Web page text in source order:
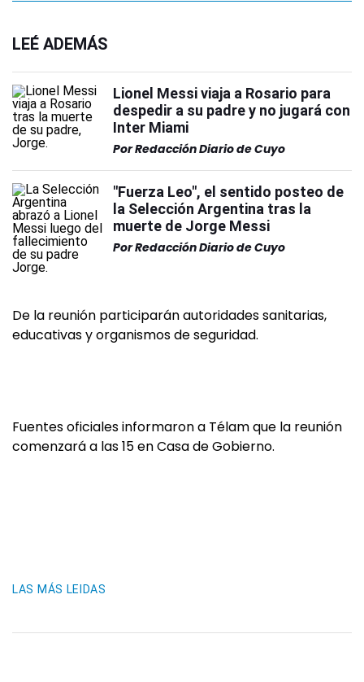
LEÉ ADEMÁS
Lionel Messi viaja a Rosario para
despedir a su padre y no jugará con
Inter Miami
PorRedacción Diario de Cuyo
"Fuerza Leo", el sentido posteo de
la Selección Argentina tras la
muerte de Jorge Messi
PorRedacción Diario de Cuyo
De la reunión participarán autoridades sanitarias,
educativas y organismos de seguridad.
Fuentes oficiales informaron a Télam que la reunión
comenzará a las 15 en Casa de Gobierno.
LAS MÁS LEIDAS